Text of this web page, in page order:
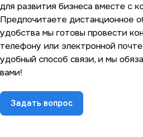
для развития бизнеса вместе с
Предпочитаете дистанционное
удобства мы готовы провести
телефону или электронной
удобный способ связи, и мы
вами!
Задать вопрос